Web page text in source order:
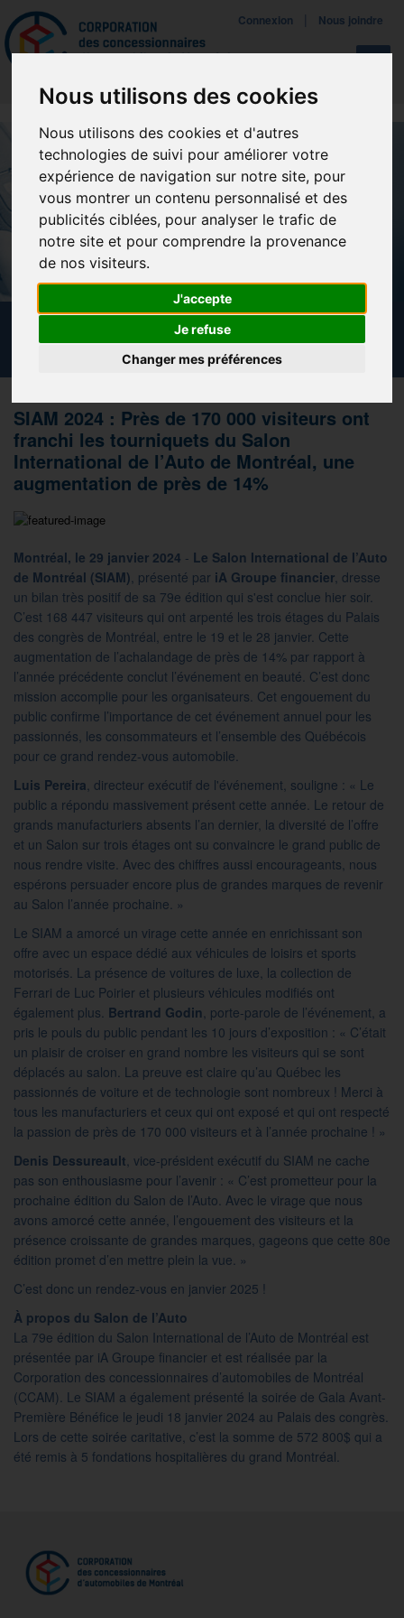
Nous utilisons des cookies
Nous utilisons des cookies et d'autres
technologies de suivi pour améliorer votre
expérience de navigation sur notre site, pour
vous montrer un contenu personnalisé et des
publicités ciblées, pour analyser le trafic de
notre site et pour comprendre la provenance
de nos visiteurs.
J'accepte
Je refuse
Changer mes préférences
Mettreà jour vos préférences de témoins
Connexion Nous joindre
NOUVELLES
SIAM 2024 : Près de 170 000 visiteurs ont
franchi les tourniquets du Salon
International de l’Auto de Montréal, une
augmentation de près de 14%
Montréal, le 29 janvier 2024 - Le Salon International de l’Auto
de Montréal (SIAM), présenté par iA Groupe financier, dresse
un bilan très positif de sa 79e édition qui s'est conclue hier soir.
C’est 168 447 visiteurs qui ont arpenté les trois étages du Palais
des congrès de Montréal, entre le 19 et le 28 janvier. Cette
augmentation de l’achalandage de près de 14% par rapport à
l’année précédente conclut l’événement en beauté. C’est donc
mission accomplie pour les organisateurs. Cet engouement du
public confirme l’importance de cet événement annuel pour les
passionnés, les consommateurs et l’ensemble des Québécois
pour ce grand rendez-vous automobile.
Luis Pereira, directeur exécutif de l'événement, souligne : « Le
public a répondu massivement présent cette année. Le retour de
grands manufacturiers absents l’an dernier, la diversité de l’offre
et un Salon sur trois étages ont su convaincre le grand public de
nous rendre visite. Avec des chiffres aussi encourageants, nous
espérons persuader encore plus de grandes marques de revenir
au Salon l’année prochaine. »
Le SIAM a amorcé un virage cette année en enrichissant son
offre avec un espace dédié aux véhicules de loisirs et sports
motorisés. La présence de voitures de luxe, la collection de
Ferrari de Luc Poirier et plusieurs véhicules modifiés ont
également plus. Bertrand Godin, porte-parole de l’événement, a
pris le pouls du public pendant les 10 jours d’exposition : « C’était
un plaisir de croiser en grand nombre les visiteurs qui se sont
déplacés au salon. La preuve est claire qu’au Québec les
passionnés de voiture et de technologie sont nombreux ! Merci à
tous les manufacturiers et ceux qui ont exposé et qui ont respecté
la passion de près de 170 000 visiteurs et à l’année prochaine ! »
Denis Dessureault, vice-président exécutif du SIAM ne cache
pas son enthousiasme pour l’avenir : « C’est prometteur pour la
prochaine édition du Salon de l’Auto. Avec le virage que nous
avons amorcé cette année, l’engouement des visiteurs et la
présence croissante de grandes marques, gageons que cette 80e
édition promet d’en mettre plein la vue. »
C’est donc un rendez-vous en janvier 2025 !
À propos du Salon de l’Auto
La 79e édition du Salon International de l’Auto de Montréal est
présentée par iA Groupe financier et est réalisée par la
Corporation des concessionnaires d’automobiles de Montréal
(CCAM). Le SIAM a également présenté la soirée de Gala Avant-
Première Bénéfice le jeudi 18 janvier 2024 au Palais des congrès.
Lors de cette soirée caritative, c’est la somme de 572 800$ qui a
été remis à 5 fondations hospitalières du grand Montréal.